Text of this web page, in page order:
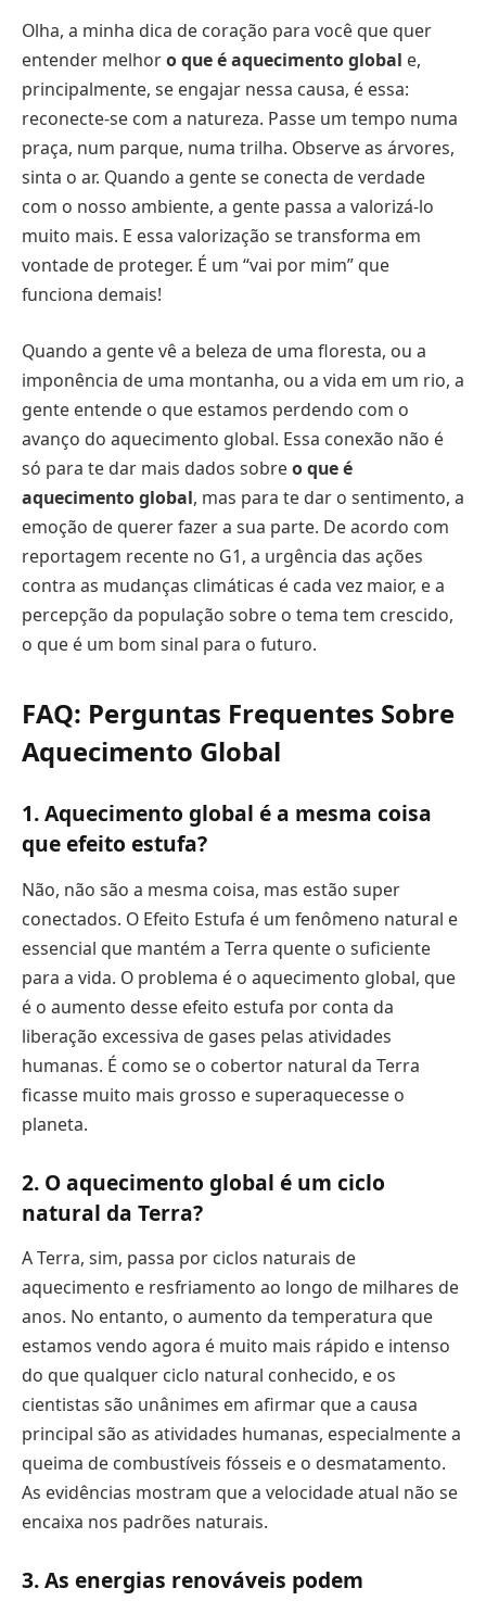
Olha, a minha dica de coração para você que quer
entender melhoro que é aquecimento global e,
principalmente, se engajar nessa causa, é essa:
reconecte-se com a natureza. Passe um tempo numa
praça, num parque, numa trilha. Observe as árvores,
sinta o ar. Quando a gente se conecta de verdade
com o nosso ambiente, a gente passa a valorizá-lo
muito mais. E essa valorização se transforma em
vontade de proteger. É um “vai por mim” que
funciona demais!
Quando a gente vê a beleza de uma floresta, ou a
imponência de uma montanha, ou a vida em um rio, a
gente entende o que estamos perdendo com o
avanço do aquecimento global. Essa conexão não é
só para te dar mais dados sobreo que é
aquecimento global, mas para te dar o sentimento, a
emoção de querer fazer a sua parte. De acordo com
reportagem recente no G1, a urgência das ações
contra as mudanças climáticas é cada vez maior, e a
percepção da população sobre o tema tem crescido,
o que é um bom sinal para o futuro.
FAQ: Perguntas Frequentes Sobre
Aquecimento Global
1. Aquecimento global é a mesma coisa
que efeito estufa?
Não, não são a mesma coisa, mas estão super
conectados. O Efeito Estufa é um fenômeno natural e
essencial que mantém a Terra quente o suficiente
para a vida. O problema é o aquecimento global, que
é o aumento desse efeito estufa por conta da
liberação excessiva de gases pelas atividades
humanas. É como se o cobertor natural da Terra
ficasse muito mais grosso e superaquecesse o
planeta.
2. O aquecimento global é um ciclo
natural da Terra?
A Terra, sim, passa por ciclos naturais de
aquecimento e resfriamento ao longo de milhares de
anos. No entanto, o aumento da temperatura que
estamos vendo agora é muito mais rápido e intenso
do que qualquer ciclo natural conhecido, e os
cientistas são unânimes em afirmar que a causa
principal são as atividades humanas, especialmente a
queima de combustíveis fósseis e o desmatamento.
As evidências mostram que a velocidade atual não se
encaixa nos padrões naturais.
3. As energias renováveis podem